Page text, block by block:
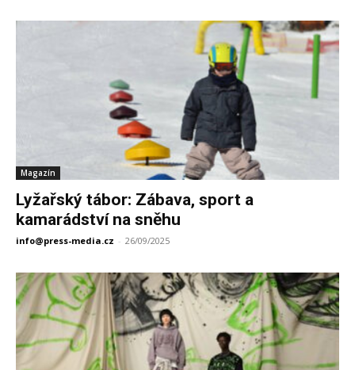
Magazín
Lyžařský tábor: Zábava, sport a
kamarádství na sněhu
info@press-media.cz - 26/09/2025